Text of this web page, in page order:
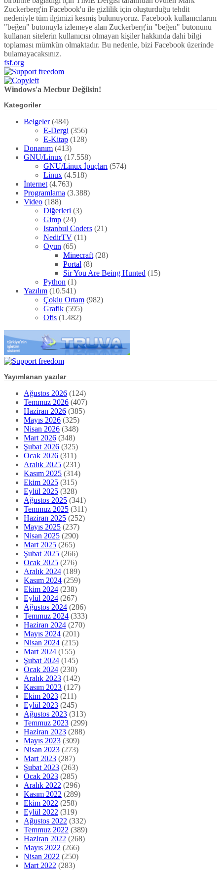
Zuckerberg'in Facebook'u ile gizlilik için oluşturduğu tehdit
nedeniyle tüm ilgimizi kesmiş bulunuyoruz. Facebook kullanıcılarını
"beğen" butonuyla izlemeye alan Zuckerberg'in "beğen" butonunu
kullanan sitelerin kullanıcısı olmayan kişiler hakkında dahi bilgi
toplaması mümkün olmaktadır. Bu nedenle, bizi Facebook üzerinde
bulamayacaksınız.
fsf.org
Windows'a Mecbur Değilsin!
Kategoriler
Belgeler(484)
E-Dergi (356)
E-Kitap (128)
Donanım (413)
GNU/Linux (17.558)
GNU/Linux İpuçları (574)
Linux (4.518)
İnternet (4.763)
Programlama (3.388)
Video (188)
Diğerleri (3)
Gimp (24)
Istanbul Coders (21)
NedirTV (11)
Oyun (65)
Minecraft (28)
Portal (8)
Sir You Are Being Hunted (15)
Python (1)
Yazılım (10.541)
Çoklu Ortam (982)
Grafik (595)
Ofis (1.482)
Yayımlanan yazılar
Ağustos 2026 (124)
Temmuz 2026 (407)
Haziran 2026 (385)
Mayıs 2026 (325)
Nisan 2026 (348)
Mart 2026 (348)
Şubat 2026 (325)
Ocak 2026 (311)
Aralık 2025 (231)
Kasım 2025 (314)
Ekim 2025 (315)
Eylül 2025 (328)
Ağustos 2025 (341)
Temmuz 2025 (311)
Haziran 2025 (252)
Mayıs 2025 (237)
Nisan 2025 (290)
Mart 2025 (265)
Şubat 2025 (266)
Ocak 2025 (276)
Aralık 2024 (189)
Kasım 2024 (259)
Ekim 2024 (238)
Eylül 2024 (267)
Ağustos 2024 (286)
Temmuz 2024 (333)
Haziran 2024 (270)
Mayıs 2024 (201)
Nisan 2024 (215)
Mart 2024 (155)
Şubat 2024 (145)
Ocak 2024 (230)
Aralık 2023 (142)
Kasım 2023 (127)
Ekim 2023 (211)
Eylül 2023 (245)
Ağustos 2023 (313)
Temmuz 2023 (299)
Haziran 2023 (288)
Mayıs 2023 (309)
Nisan 2023 (273)
Mart 2023 (287)
Şubat 2023 (263)
Ocak 2023 (285)
Aralık 2022 (296)
Kasım 2022 (289)
Ekim 2022 (258)
Eylül 2022 (319)
Ağustos 2022 (332)
Temmuz 2022 (389)
Haziran 2022 (268)
Mayıs 2022 (266)
Nisan 2022 (250)
Mart 2022 (283)